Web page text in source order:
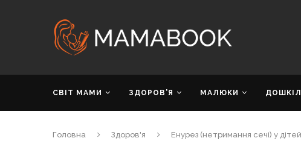
СВІТ МАМИ ЗДОРОВ’Я МАЛЮКИ
Головна Здоров'я Енурез (нетримання сечі) у